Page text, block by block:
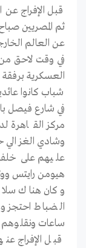
عن العالم
العسكرية
شباب كانوا
في شارع فيصل
مركز القاهرة
وشادي
عليهم على
هيومن رايتس
وكان هناك
ساعات ونقلوهم